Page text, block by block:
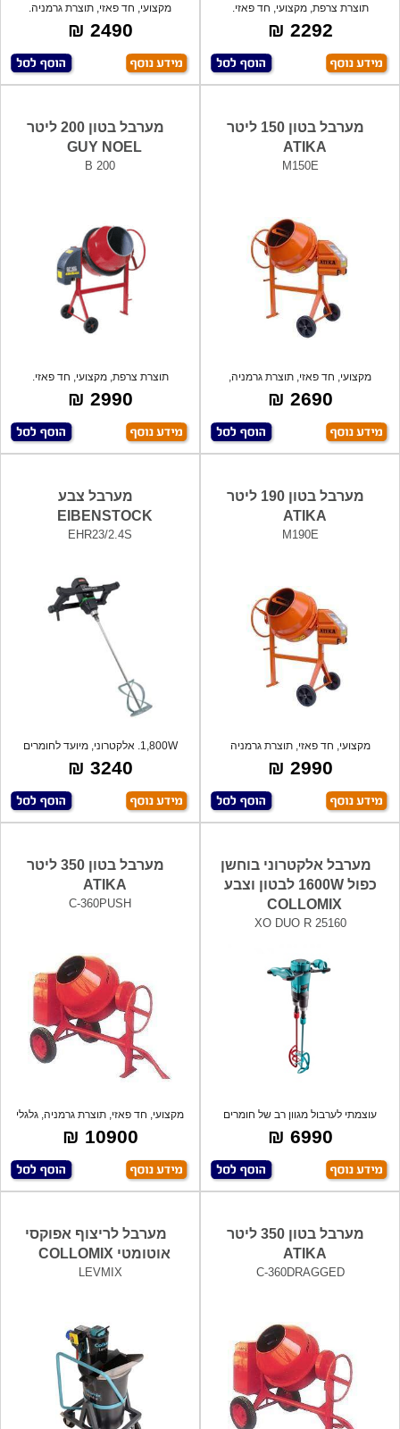
תוצרת צרפת, מקצועי, חד פאזי.
2292 ₪
מקצועי, חד פאזי, תוצרת גרמניה.
2490 ₪
מערבל בטון 150 ליטר
ATIKA
M150E
מקצועי, חד פאזי, תוצרת גרמניה,
2690 ₪
מערבל בטון 200 ליטר
GUY NOEL
B 200
תוצרת צרפת, מקצועי, חד פאזי.
2990 ₪
מערבל בטון 190 ליטר
ATIKA
M190E
מקצועי, חד פאזי, תוצרת גרמניה
2990 ₪
מערבל צבע
EIBENSTOCK
EHR23/2.4S
1,800W. אלקטרוני, מיועד לחומרים
קשים, בט
3240 ₪
מערבל אלקטרוני בוחשן
כפול 1600W לבטון וצבע
COLLOMIX
XO DUO R 25160
עוצמתי לערבול מגוון רב של חומרים
קשים. כ
6990 ₪
מערבל בטון 350 ליטר
ATIKA
C-360PUSH
מקצועי, חד פאזי, תוצרת גרמניה, גלגלי
גומ
10900 ₪
מערבל בטון 350 ליטר
ATIKA
C-360DRAGGED
מערבל לריצוף אפוקסי
אוטומטי COLLOMIX
LEVMIX